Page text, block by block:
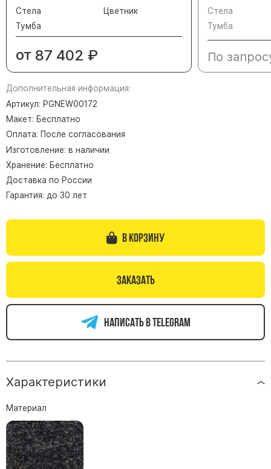
Памятники из цветного гранита
Памятники красно-черные
Памятники серые
Памятники зеленые
Памятники из Дымовского гранита
Памятники из гранита Возрождение
Памятники из гранита Сюскюянсаари
Памятники из гранита Балтик Грин
Памятники из гранита Лезниковский
Памятники из гранита Токовский
Памятники из гранита Капустинский
Арочные памятники
Часовни из белого мрамора и гранита
Скульптуры, барельефы и бюсты из бронзы
Памятники с фотокерамикой
Стела
Тумба
Цветник
от 87 402 ₽
Стела
Тумба
По
Дополнительная информация:
Артикул: PGNEW00172
Макет: Бесплатно
Оплата: После согласования
Изготовление: в наличии
Хранение: Бесплатно
Доставка по России
Гарантия: до 30 лет
В корзину
Заказать
Написать в telegram
Характеристики
Материал